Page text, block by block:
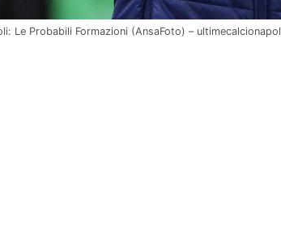
Le Probabili Formazioni (AnsaFoto) –